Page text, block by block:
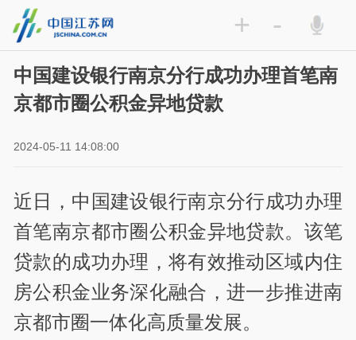
+ -
中国建设银行南京分行成功办理首笔南
京都市圈公积金异地贷款
2024-05-11 14:08:00
近日，中国建设银行南京分行成功办理
首笔南京都市圈公积金异地贷款。该笔
贷款的成功办理，将有效推动区域内住
房公积金业务深化融合，进一步推进南
京都市圈一体化高质量发展。